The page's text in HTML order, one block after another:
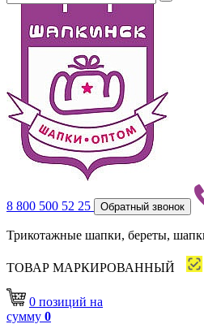
8 800 500 52 25 Обратный звонок
Трикотажные шапки, береты,
ТОВАР МАРКИРОВАННЫЙ
0 позиций на
сумму 0